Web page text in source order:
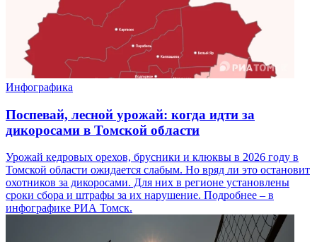
Инфографика
Поспевай, лесной урожай: когда идти за
дикоросами в Томской области
Урожай кедровых орехов, брусники и клюквы в 2026 году в
Томской области ожидается слабым. Но вряд ли это остановит
охотников за дикоросами. Для них в регионе установлены
сроки сбора и штрафы за их нарушение. Подробнее – в
инфографике РИА Томск.